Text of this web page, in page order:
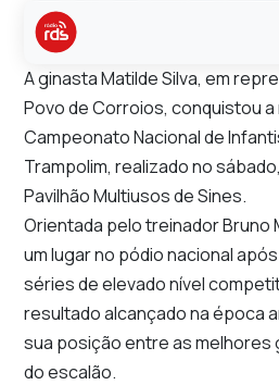
A ginasta Matilde Silva, em
Povo de Corroios, conquistou
Campeonato Nacional de
Trampolim, realizado no
Pavilhão Multiusos de Sines.
Orientada pelo treinador Bruno
um lugar no pódio nacional
séries de elevado nível
resultado alcançado na época
sua posição entre as
do escalão.